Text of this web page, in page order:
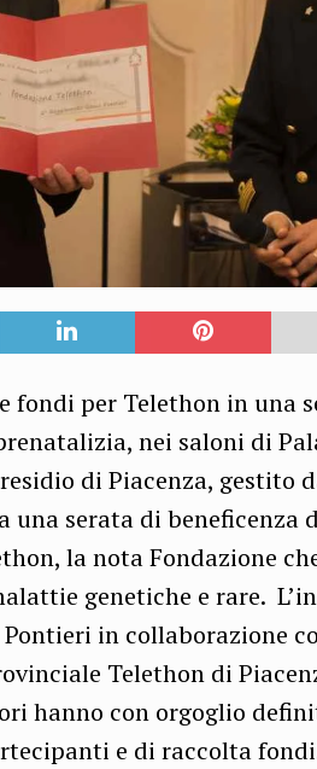
fondi per Telethon in una
nei saloni di
di Piacenza, gestito
una serata di beneficenza
la nota Fondazione
genetiche e rare.
Pontieri in collaborazione
Telethon di
hanno con orgoglio
e di raccolta